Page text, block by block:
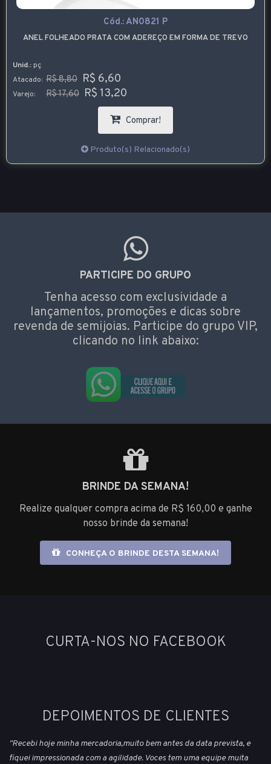
Cód.:AN0821 P
ANEL FOLHEADO PRATA COM ADEREÇO EM FORMA DE TREVO
Unid.: pç
Atacado: R$ 8,80 R$ 6,60
Varejo: R$ 17,60 R$ 13,20
Comprar!
Produto(s) Relacionado(s)
PARTICIPE DO GRUPO
Tenha acesso com exclusividade a
lançamentos, promoções e dicas sobre
revenda de semijoias. Participe do grupo VIP,
clicando no link abaixo:
BRINDE DA SEMANA!
Realize qualquer compra acima de R$ 160,00 e ganhe
nosso brinde da semana!
CONHEÇA O BRINDE DESTA SEMANA!
CURTA-NOS NO FACEBOOK
DEPOIMENTOS DE CLIENTES
"Recebi hoje minha mercadoria,muito bem antes da data prevista, e
fiquei impressionada com a agilidade. Voces tem uma equipe muita